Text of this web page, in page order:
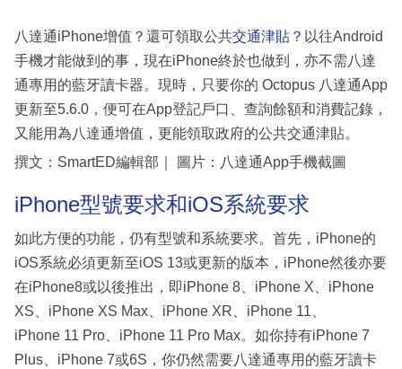
八達通iPhone增值？還可領取公共交通津貼 ？以往Android
手機才能做到的事，現在iPhone終於也做到，亦不需八達
通專用的藍牙讀卡器。現時，只要你的 Octopus 八達通App
更新至5.6.0，便可在App登記戶口、查詢餘額和消費記錄，
又能用為八達通增值，更能領取政府的公共交通津貼。
撰文：SmartED編輯部｜ 圖片：八達通App手機截圖
iPhone型號要求和iOS系統要求
如此方便的功能，仍有型號和系統要求。首先，iPhone的
iOS系統必須更新至iOS 13或更新的版本，iPhone然後亦要
在iPhone8或以後推出，即iPhone 8、iPhone X、iPhone
XS、iPhone XS Max、iPhone XR、iPhone 11、
iPhone 11 Pro、iPhone 11 Pro Max。如你持有iPhone 7
Plus、iPhone 7或6S，你仍然需要八達通專用的藍牙讀卡